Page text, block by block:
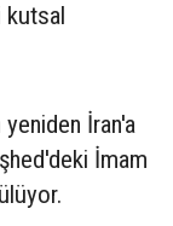
kutsal
İran'a
İmam